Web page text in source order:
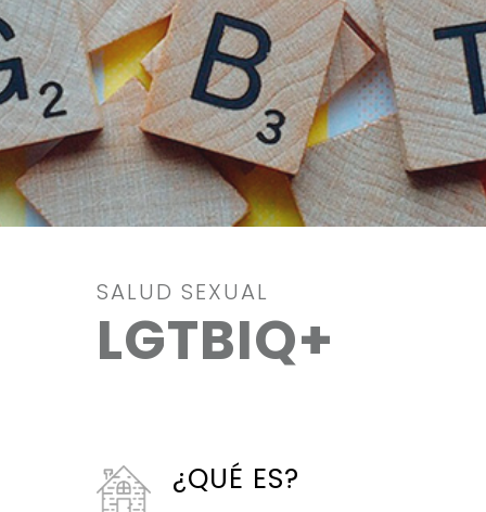
SALUD SEXUAL
LGTBIQ+
¿QUÉ ES?